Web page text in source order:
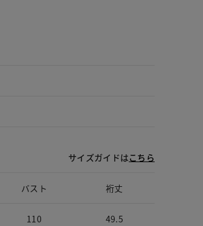
サイズガイドはこちら
バスト 裄丈
110 49.5